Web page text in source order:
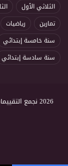
الثلاثي الأول
تمارين
رياضيات
سنة خامسة إبتدائي
سنة سادسة إبتدائي
2026 نجمع التقييمات امتحانات دروس و تلاخيص لكل المستويات |